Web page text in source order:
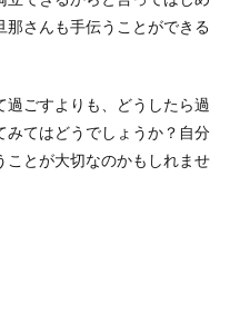
さんも手伝うことができる
ごすよりも、どうしたら過
みてはどうでしょうか？自分
ことが大切なのかもしれませ